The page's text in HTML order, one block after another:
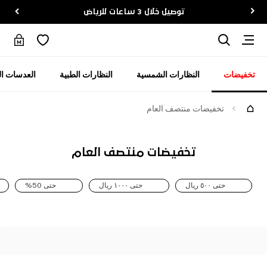
توصيل خلال 3 ساعات للرياض
تخفيضات النظارات الشمسية النظارات الطبية العدسات
تخفيضات منتصف العام
تخفيضات منتصف العام
حتى ٥٠٠ ريال حتى ١٠٠٠ ريال حتى 50%